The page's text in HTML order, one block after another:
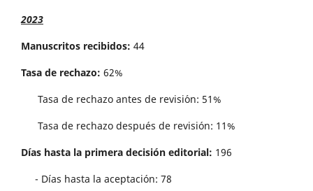
2023
Manuscritos recibidos: 44
Tasa de rechazo: 62%
Tasa de rechazo antes de revisi´on: 51%
Tasa de rechazo después de revisión: 11%
Días hasta la primera decisión editorial: 196
- Días hasta la aceptación: 78